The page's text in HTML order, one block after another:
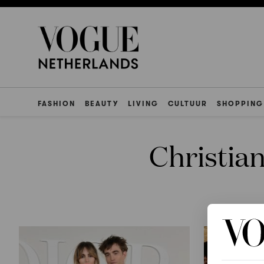
FASHION BEAUTY LIVING CULTUUR SHOPPING